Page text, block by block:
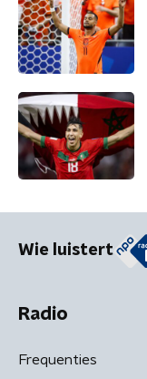
Wie luistert
Radio
Frequenties